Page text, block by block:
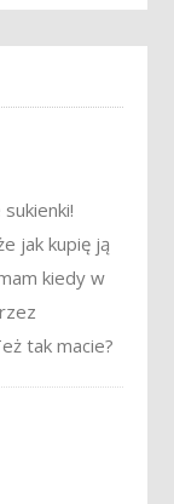
jak kupię ją
kiedy w
tak macie?